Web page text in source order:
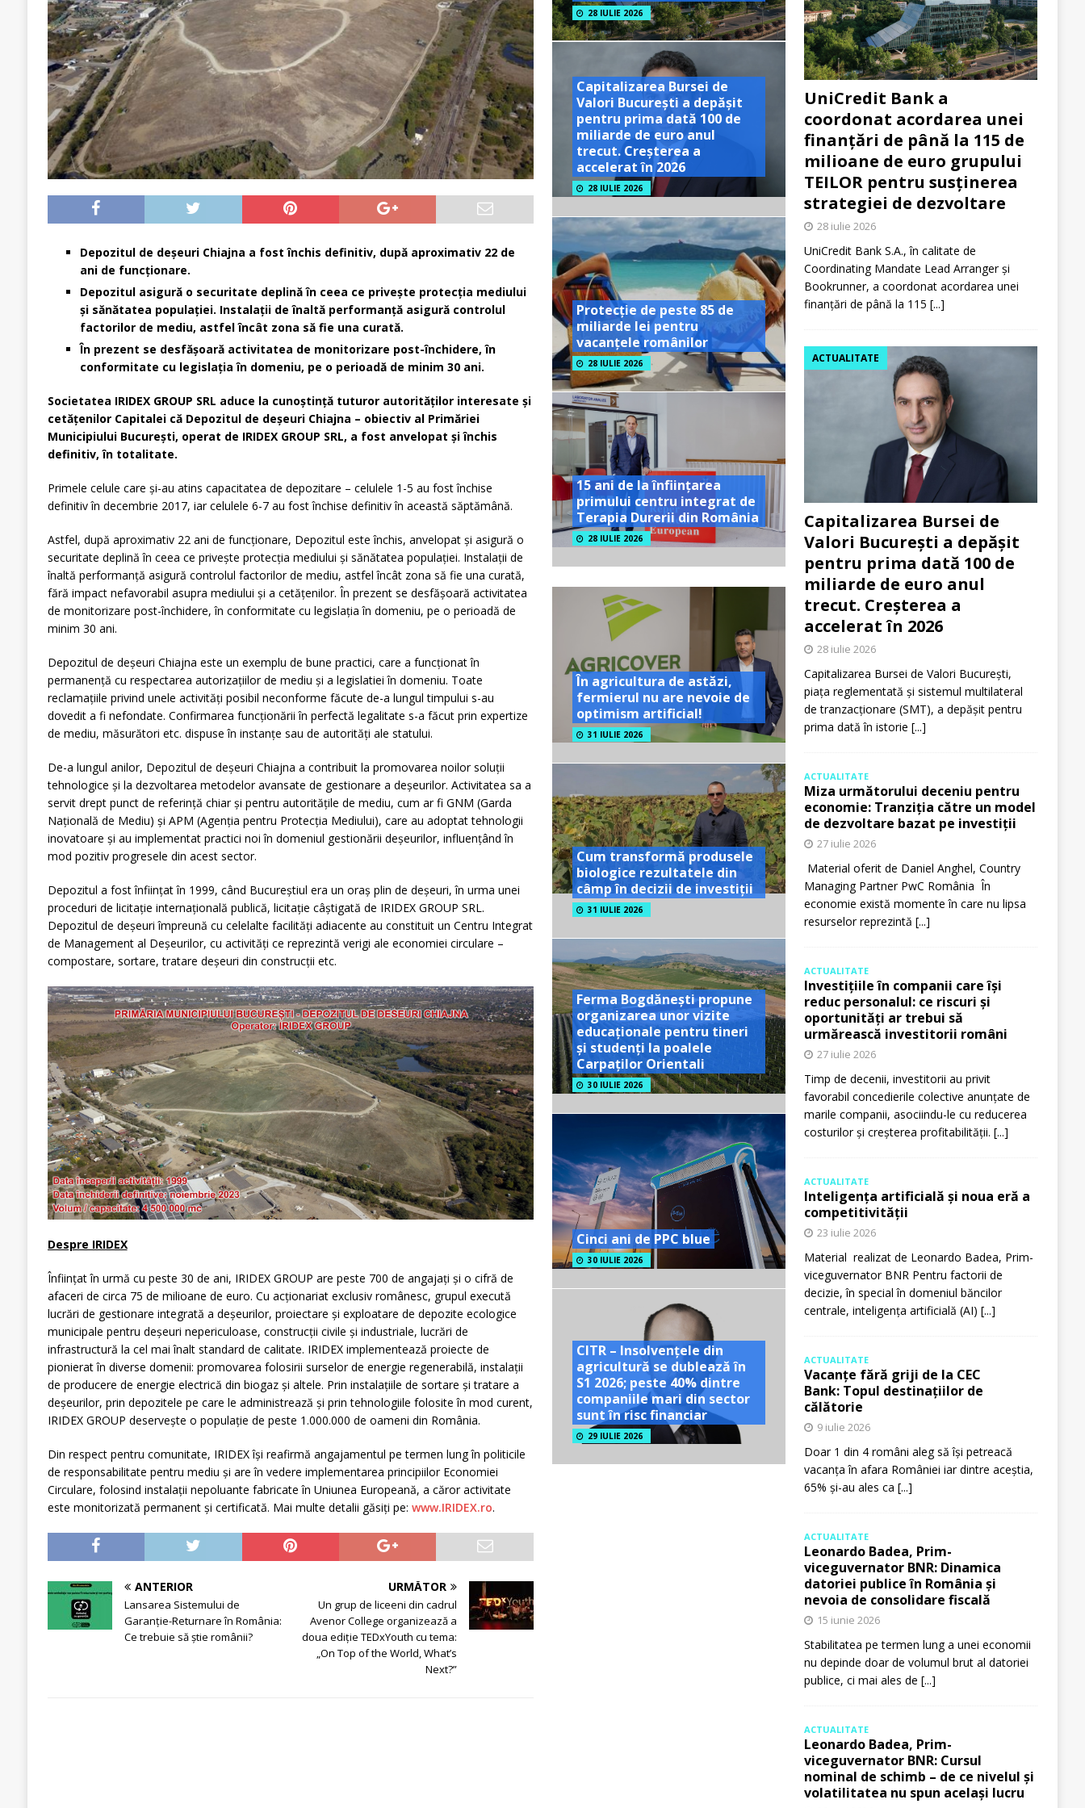
Depozitul de deșeuri Chiajna a fost închis definitiv, după aproximativ 22 de
ani de funcționare.
Depozitul asigură o securitate deplină în ceea ce privește protecția mediului
și sănătatea populației. Instalații de înaltă performanță asigură controlul
factorilor de mediu, astfel încât zona să fie una curată.
În prezent se desfășoară activitatea de monitorizare post-închidere, în
conformitate cu legislația în domeniu, pe o perioadă de minim 30 ani.
Societatea IRIDEX GROUP SRL aduce la cunoștință tuturor autorităților interesate și
cetățenilor Capitalei că Depozitul de deșeuri Chiajna – obiectiv al Primăriei
Municipiului București, operat de IRIDEX GROUP SRL, a fost anvelopat și închis
definitiv, în totalitate.
Primele celule care și-au atins capacitatea de depozitare – celulele 1-5 au fost închise
definitiv în decembrie 2017, iar celulele 6-7 au fost închise definitiv în această săptămână.
Astfel, după aproximativ 22 ani de funcționare, Depozitul este închis, anvelopat și asigură o
securitate deplină în ceea ce privește protecția mediului și sănătatea populației. Instalații de
înaltă performanță asigură controlul factorilor de mediu, astfel încât zona să fie una curată,
fără impact nefavorabil asupra mediului și a cetățenilor. În prezent se desfășoară activitatea
de monitorizare post-închidere, în conformitate cu legislația în domeniu, pe o perioadă de
minim 30 ani.
Depozitul de deșeuri Chiajna este un exemplu de bune practici, care a funcționat în
permanență cu respectarea autorizațiilor de mediu și a legislatiei în domeniu. Toate
reclamațiile privind unele activități posibil neconforme făcute de-a lungul timpului s-au
dovedit a fi nefondate. Confirmarea funcționării în perfectă legalitate s-a făcut prin expertize
de mediu, măsurători etc. dispuse în instanțe sau de autorități ale statului.
De-a lungul anilor, Depozitul de deșeuri Chiajna a contribuit la promovarea noilor soluții
tehnologice și la dezvoltarea metodelor avansate de gestionare a deșeurilor. Activitatea sa a
servit drept punct de referință chiar și pentru autoritățile de mediu, cum ar fi GNM (Garda
Națională de Mediu) și APM (Agenția pentru Protecția Mediului), care au adoptat tehnologii
inovatoare și au implementat practici noi în domeniul gestionării deșeurilor, influențând în
mod pozitiv progresele din acest sector.
Depozitul a fost înființat în 1999, când Bucureștiul era un oraș plin de deșeuri, în urma unei
proceduri de licitație internațională publică, licitație câștigată de IRIDEX GROUP SRL.
Depozitul de deșeuri împreună cu celelalte facilități adiacente au constituit un Centru Integrat
de Management al Deșeurilor, cu activități ce reprezintă verigi ale economiei circulare –
compostare, sortare, tratare deșeuri din construcții etc.
Despre IRIDEX
Înființat în urmă cu peste 30 de ani, IRIDEX GROUP are peste 700 de angajați și o cifră de
afaceri de circa 75 de milioane de euro. Cu acționariat exclusiv românesc, grupul execută
lucrări de gestionare integrată a deșeurilor, proiectare și exploatare de depozite ecologice
municipale pentru deșeuri nepericuloase, construcții civile și industriale, lucrări de
infrastructură la cel mai înalt standard de calitate. IRIDEX implementează proiecte de
pionierat în diverse domenii: promovarea folosirii surselor de energie regenerabilă, instalații
de producere de energie electrică din biogaz și altele. Prin instalațiile de sortare și tratare a
deșeurilor, prin depozitele pe care le administrează și prin tehnologiile folosite în mod curent,
IRIDEX GROUP deservește o populație de peste 1.000.000 de oameni din România.
Din respect pentru comunitate, IRIDEX își reafirmă angajamentul pe termen lung în politicile
de responsabilitate pentru mediu și are în vedere implementarea principiilor Economiei
Circulare, folosind instalații nepoluante fabricate în Uniunea Europeană, a căror activitate
este monitorizată permanent și certificată. Mai multe detalii găsiți pe: www.IRIDEX.ro.
ANTERIOR
Lansarea Sistemului de
Garanție-Returnare în România:
Ce trebuie să știe românii?
URMĂTOR
Un grup de liceeni din cadrul
Avenor College organizează a
doua ediție TEDxYouth cu tema:
„On Top of the World, What’s
Next?”
28 IULIE 2026
Capitalizarea Bursei de
Valori București a depășit
pentru prima dată 100 de
miliarde de euro anul
trecut. Creșterea a
accelerat în 2026
28 IULIE 2026
Protecție de peste 85 de
miliarde lei pentru
vacanțele românilor
28 IULIE 2026
15 ani de la înființarea
primului centru integrat de
Terapia Durerii din România
28 IULIE 2026
În agricultura de astăzi,
fermierul nu are nevoie de
optimism artificial!
31 IULIE 2026
Cum transformă produsele
biologice rezultatele din
câmp în decizii de investiții
31 IULIE 2026
Ferma Bogdănești propune
organizarea unor vizite
educaționale pentru tineri
și studenți la poalele
Carpaților Orientali
30 IULIE 2026
Cinci ani de PPC blue
30 IULIE 2026
CITR – Insolvențele din
agricultură se dublează în
S1 2026; peste 40% dintre
companiile mari din sector
sunt în risc financiar
29 IULIE 2026
UniCredit Bank a
coordonat acordarea unei
finanțări de până la 115 de
milioane de euro grupului
TEILOR pentru susținerea
strategiei de dezvoltare
28 iulie 2026
UniCredit Bank S.A., în calitate de
Coordinating Mandate Lead Arranger și
Bookrunner, a coordonat acordarea unei
finanțări de până la 115 [...]
Capitalizarea Bursei de
Valori București a depășit
pentru prima dată 100 de
miliarde de euro anul
trecut. Creșterea a
accelerat în 2026
ACTUALITATE
28 iulie 2026
Capitalizarea Bursei de Valori București,
piața reglementată și sistemul multilateral
de tranzacționare (SMT), a depășit pentru
prima dată în istorie [...]
ACTUALITATE
Miza următorului deceniu pentru
economie: Tranziția către un model
de dezvoltare bazat pe investiții
27 iulie 2026
Material oferit de Daniel Anghel, Country
Managing Partner PwC România În
economie există momente în care nu lipsa
resurselor reprezintă [...]
ACTUALITATE
Investițiile în companii care își
reduc personalul: ce riscuri și
oportunități ar trebui să
urmărească investitorii români
27 iulie 2026
Timp de decenii, investitorii au privit
favorabil concedierile colective anunțate de
marile companii, asociindu-le cu reducerea
costurilor și creșterea profitabilității. [...]
ACTUALITATE
Inteligența artificială și noua eră a
competitivității
23 iulie 2026
Material realizat de Leonardo Badea, Prim-
viceguvernator BNR Pentru factorii de
decizie, în special în domeniul băncilor
centrale, inteligența artificială (AI) [...]
ACTUALITATE
Vacanțe fără griji de la CEC
Bank: Topul destinațiilor de
călătorie
9 iulie 2026
Doar 1 din 4 români aleg să își petreacă
vacanța în afara României iar dintre aceștia,
65% și-au ales ca [...]
ACTUALITATE
Leonardo Badea, Prim-
viceguvernator BNR: Dinamica
datoriei publice în România și
nevoia de consolidare fiscală
15 iunie 2026
Stabilitatea pe termen lung a unei economii
nu depinde doar de volumul brut al datoriei
publice, ci mai ales de [...]
ACTUALITATE
Leonardo Badea, Prim-
viceguvernator BNR: Cursul
nominal de schimb – de ce nivelul și
volatilitatea nu spun același lucru